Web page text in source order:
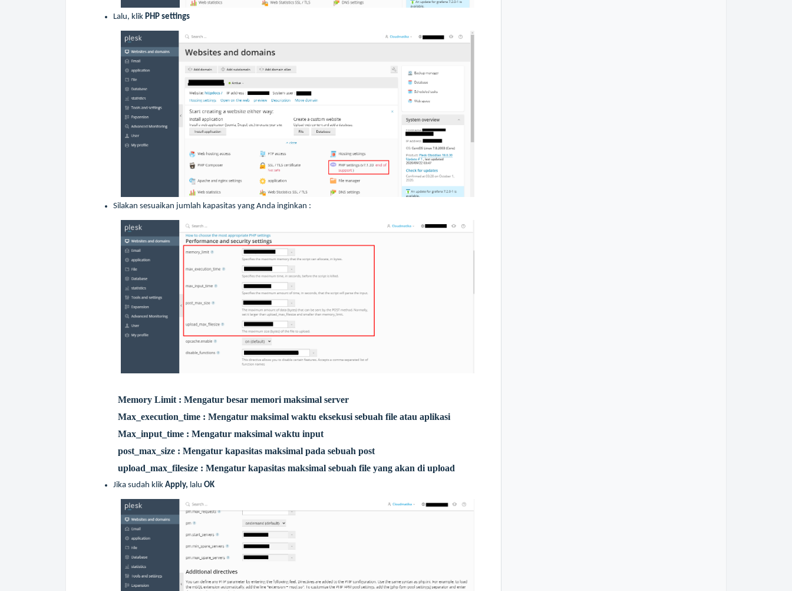
Lalu, klik PHP settings
Silakan sesuaikan jumlah kapasitas yang Anda inginkan :
Memory Limit : Mengatur besar memori maksimal server
Max_execution_time : Mengatur maksimal waktu eksekusi sebuah file atau aplikasi
Max_input_time : Mengatur maksimal waktu input
post_max_size : Mengatur kapasitas maksimal pada sebuah post
upload_max_filesize : Mengatur kapasitas maksimal sebuah file yang akan di upload
Jika sudah klik Apply, lalu OK